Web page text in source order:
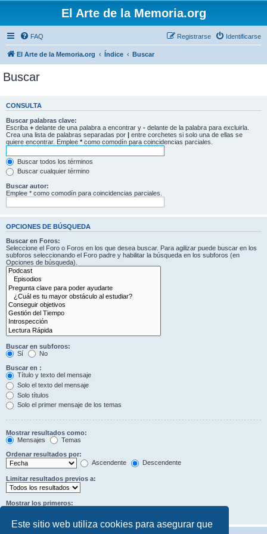
Este sitio web utiliza cookies para asegurar que
El Arte de la Memoria.org
FAQ Identificarse
Registrarse
El Arte de la Memoria.org Índice Buscar
Buscar
CONSULTA
Buscar palabras clave:
Escriba + delante de una palabra a encontrar y - delante de la palabra para excluirla.
Crea una lista de palabras separadas por | entre corchetes si solo una de ellas se
quiere encontrar. Emplee * como comodín para coincidencias parciales.
Buscar todos los términos
Buscar cualquier término
Buscar autor:
Emplee * como comodín para coincidencias parciales.
OPCIONES DE BÚSQUEDA
Buscar en Foros:
Seleccione el Foro o Foros en los que desea buscar. Para agilizar puede buscar en los
subforos seleccionando el Foro padre y habilitar la búsqueda en los subforos (en
Opciones de búsqueda).
Buscar en subforos:
Sí
No
Buscar en :
Título y texto del mensaje
Solo el texto del mensaje
Solo títulos
Solo el primer mensaje de los temas
Mostrar resultados como:
Mensajes
Temas
Ordenar resultados por:
Ascendente
Descendente
Limitar resultados previos a:
Mostrar los primeros: